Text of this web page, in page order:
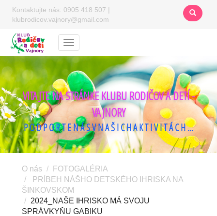
Kontaktujte nás: 0905 418 507 |
klubrodicov.vajnory@gmail.com
Menu
VITAJTE NA STRÁNKE KLUBU RODIČOV A DETÍ -
VAJNORY
P O D P O R T E N Á S V N A Š I C H A K T I V I T Á C H ...
O nás
FOTOGALÉRIA
PRÍBEH NÁŠHO DETSKÉHO IHRISKA NA
ŠINKOVSKOM
2024_NAŠE IHRISKO MÁ SVOJU
SPRÁVKYŇU GABIKU